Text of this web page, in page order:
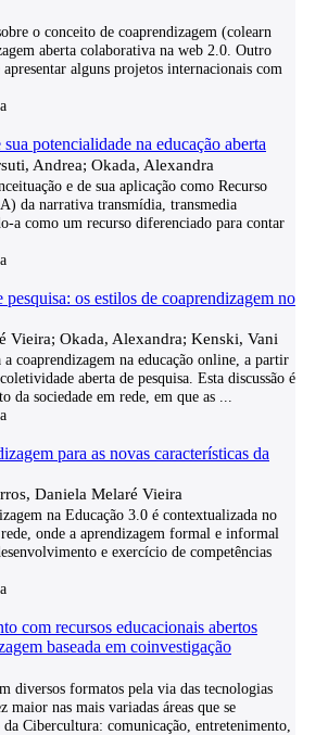
o conceito de coaprendizagem (colearn
aberta colaborativa na web 2.0. Outro
alguns projetos internacionais com
potencialidade na educação aberta
Andrea; Okada, Alexandra
e de sua aplicação como Recurso
da narrativa transmídia, transmedia
a como um recurso diferenciado para contar
os estilos de coaprendizagem no
Vieira; Okada, Alexandra; Kenski, Vani
coaprendizagem na educação online, a partir
aberta de pesquisa. Esta discussão é
da sociedade em rede, em que as
para as novas características da
Daniela Melaré Vieira
na Educação 3.0 é contextualizada no
onde a aprendizagem formal e informal
e exercício de competências
com recursos educacionais abertos
baseada em coinvestigação
diversos formatos pela via das tecnologias
maior nas mais variadas áreas que se
Cibercultura: comunicação, entretenimento,